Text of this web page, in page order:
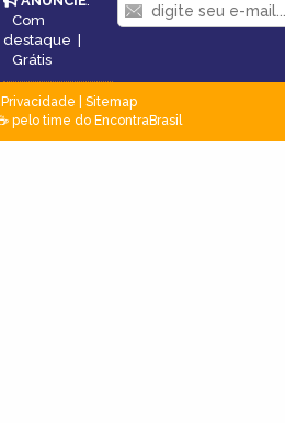
Com
destaque |
Grátis
Privacidade
Sitemap
pelo time do EncontraBrasil